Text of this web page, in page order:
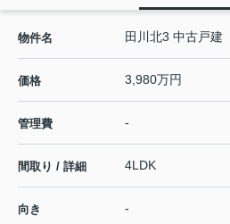
物件名 田川北3 中古戸建
価格 3,980万円
管理費 -
間取り / 詳細 4LDK
向き -